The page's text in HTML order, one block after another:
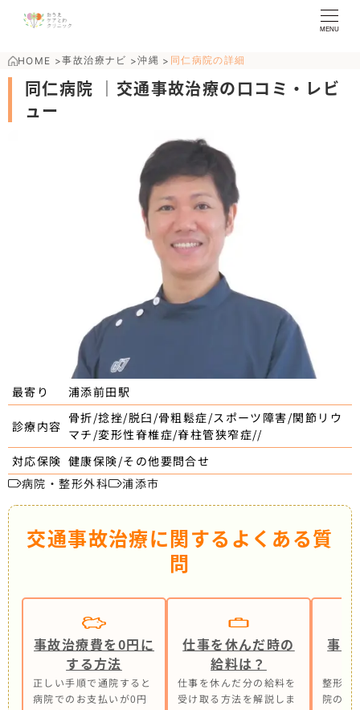
MENU
HOME >事故治療ナビ >沖縄 > 同仁病院の詳細
同仁病院 ｜交通事故治療の口コミ・レビ
ュー
最寄り 浦添前田駅
診療内容
骨折/捻挫/脱臼/骨粗鬆症/スポーツ障害/関節リウ
マチ/変形性脊椎症/脊柱管狭窄症//
対応保険 健康保険/その他要問合せ
病院・整形外科
浦添市
交通事故治療に関するよくある質
問
事故治療費を0円に
する方法
正しい手順で通院すると
病院でのお支払いが0円
仕事を休んだ時の
給料は？
仕事を休んだ分の給料を
受け取る方法を解説しま
事故
整形外
院の併